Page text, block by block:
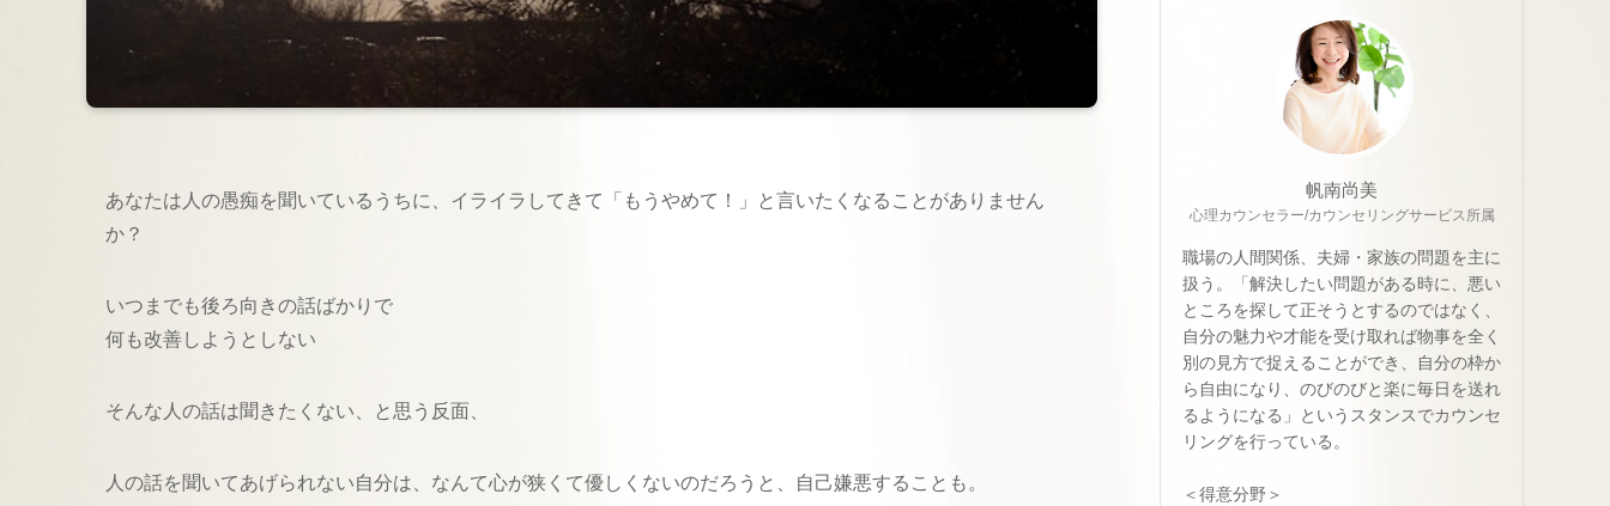
あなたは人の愚痴を聞いているうちに、イライラしてきて「もうやめて！」と言いたくなることがありません
か？
いつまでも後ろ向きの話ばかりで
何も改善しようとしない
そんな人の話は聞きたくない、と思う反面、
人の話を聞いてあげられない自分は、なんて心が狭くて優しくないのだろうと、自己嫌悪することも。
帆南尚美
心理カウンセラー/カウンセリングサービス所属
職場の人間関係、夫婦・家族の問題を主に
扱う。「解決したい問題がある時に、悪い
ところを探して正そうとするのではなく、
自分の魅力や才能を受け取れば物事を全く
別の見方で捉えることができ、自分の枠か
ら自由になり、のびのびと楽に毎日を送れ
るようになる」というスタンスでカウンセ
リングを行っている。
＜得意分野＞